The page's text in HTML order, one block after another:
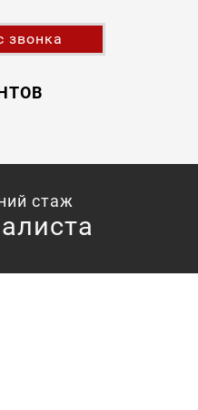
звонка
стаж